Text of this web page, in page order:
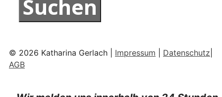
© 2026 Katharina Gerlach | Impressum Datenschutz
AGB